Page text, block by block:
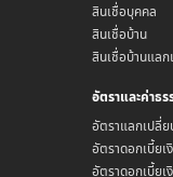
สินเชื่อบุคคล
สินเชื่อบ้าน
สินเชื่อบ้านแลก
อัตราและค่าธ
อัตราแลกเปลี่ย
อัตราดอกเบี้ยเ
อัตราดอกเบี้ย